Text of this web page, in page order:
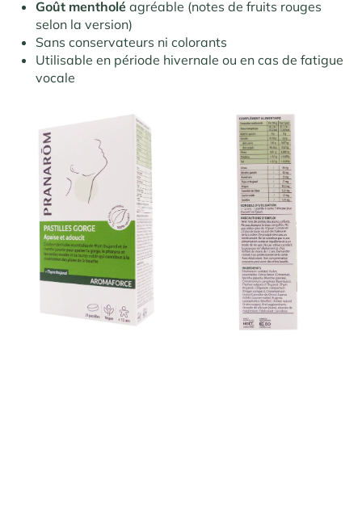
Goût mentholé agréable (notes de fruits rouges
selon la version)
Sans conservateurs ni colorants
Utilisable en période hivernale ou en cas de fatigue
vocale